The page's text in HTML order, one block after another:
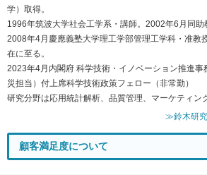
学）取得。
1996年筑波大学社会工学系・講師。2002年6月同助
2008年4月慶應義塾大学理工学部管理工学科・准教
在に至る。
2023年4月内閣府 科学技術・イノベーション推進事
災担当）付上席科学技術政策フェロー（非常勤）
研究分野は応用統計解析、品質管理、マーケティン
≫鈴木研究
顧客満足度について